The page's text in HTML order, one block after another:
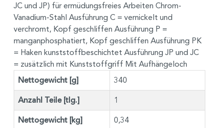
JC und JP) für ermüdungsfreies Arbeiten Chrom-
Vanadium-Stahl Ausführung C = vernickelt und
verchromt, Kopf geschliffen Ausführung P =
manganphosphatiert, Kopf geschliffen Ausführung PK
= Haken kunststoffbeschichtet Ausführung JP und JC
= zusätzlich mit Kunststoffgriff Mit Aufhängeloch
Nettogewicht [g] 340
Anzahl Teile [tlg.] 1
Nettogewicht [kg] 0,34